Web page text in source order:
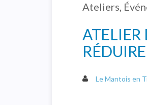
Ateliers,
ATELIER
Le Mantois en